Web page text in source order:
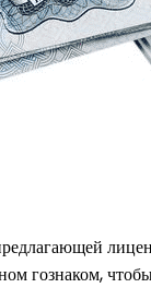
гознаком,